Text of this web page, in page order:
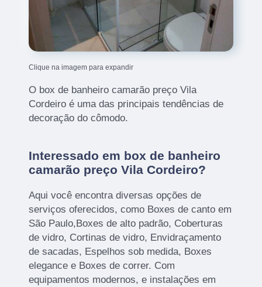
Clique na imagem para expandir
O box de banheiro camarão preço Vila
Cordeiro é uma das principais tendências de
decoração do cômodo.
Interessado em box de banheiro
camarão preço Vila Cordeiro?
Aqui você encontra diversas opções de
serviços oferecidos, como Boxes de canto em
São Paulo,Boxes de alto padrão, Coberturas
de vidro, Cortinas de vidro, Envidraçamento
de sacadas, Espelhos sob medida, Boxes
elegance e Boxes de correr. Com
equipamentos modernos, e instalações em